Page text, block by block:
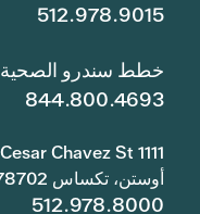
512.978.9015
خطط سندرو الصحية
844.800.4693
1111 East Cesar Chavez St. 1111 East Cesar Chavez St.
أوستن، تكساس 78702
512.978.8000